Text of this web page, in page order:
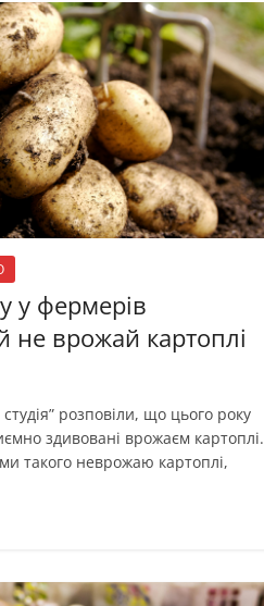
у фермерів
не врожай картоплі
розповіли, що цього року
здивовані врожаєм картоплі.
такого неврожаю картоплі,